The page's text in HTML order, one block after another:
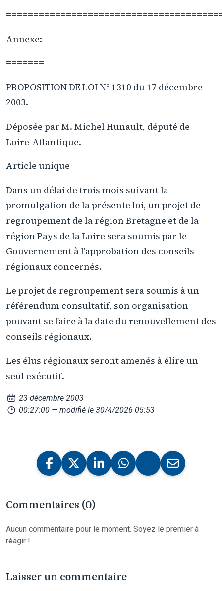
Annexe:
=======
PROPOSITION DE LOI N° 1310 du 17 décembre
2003.
Déposée par M. Michel Hunault, député de
Loire-Atlantique.
Article unique
Dans un délai de trois mois suivant la
promulgation de la présente loi, un projet de
regroupement de la région Bretagne et de la
région Pays de la Loire sera soumis par le
Gouvernement à l'approbation des conseils
régionaux concernés.
Le projet de regroupement sera soumis à un
référendum consultatif, son organisation
pouvant se faire à la date du renouvellement des
conseils régionaux.
Les élus régionaux seront amenés à élire un
seul exécutif.
23 décembre 2003
00:27:00 — modifié le 30/4/2026 05:53
Commentaires (0)
Aucun commentaire pour le moment. Soyez le premier à
réagir !
Laisser un commentaire